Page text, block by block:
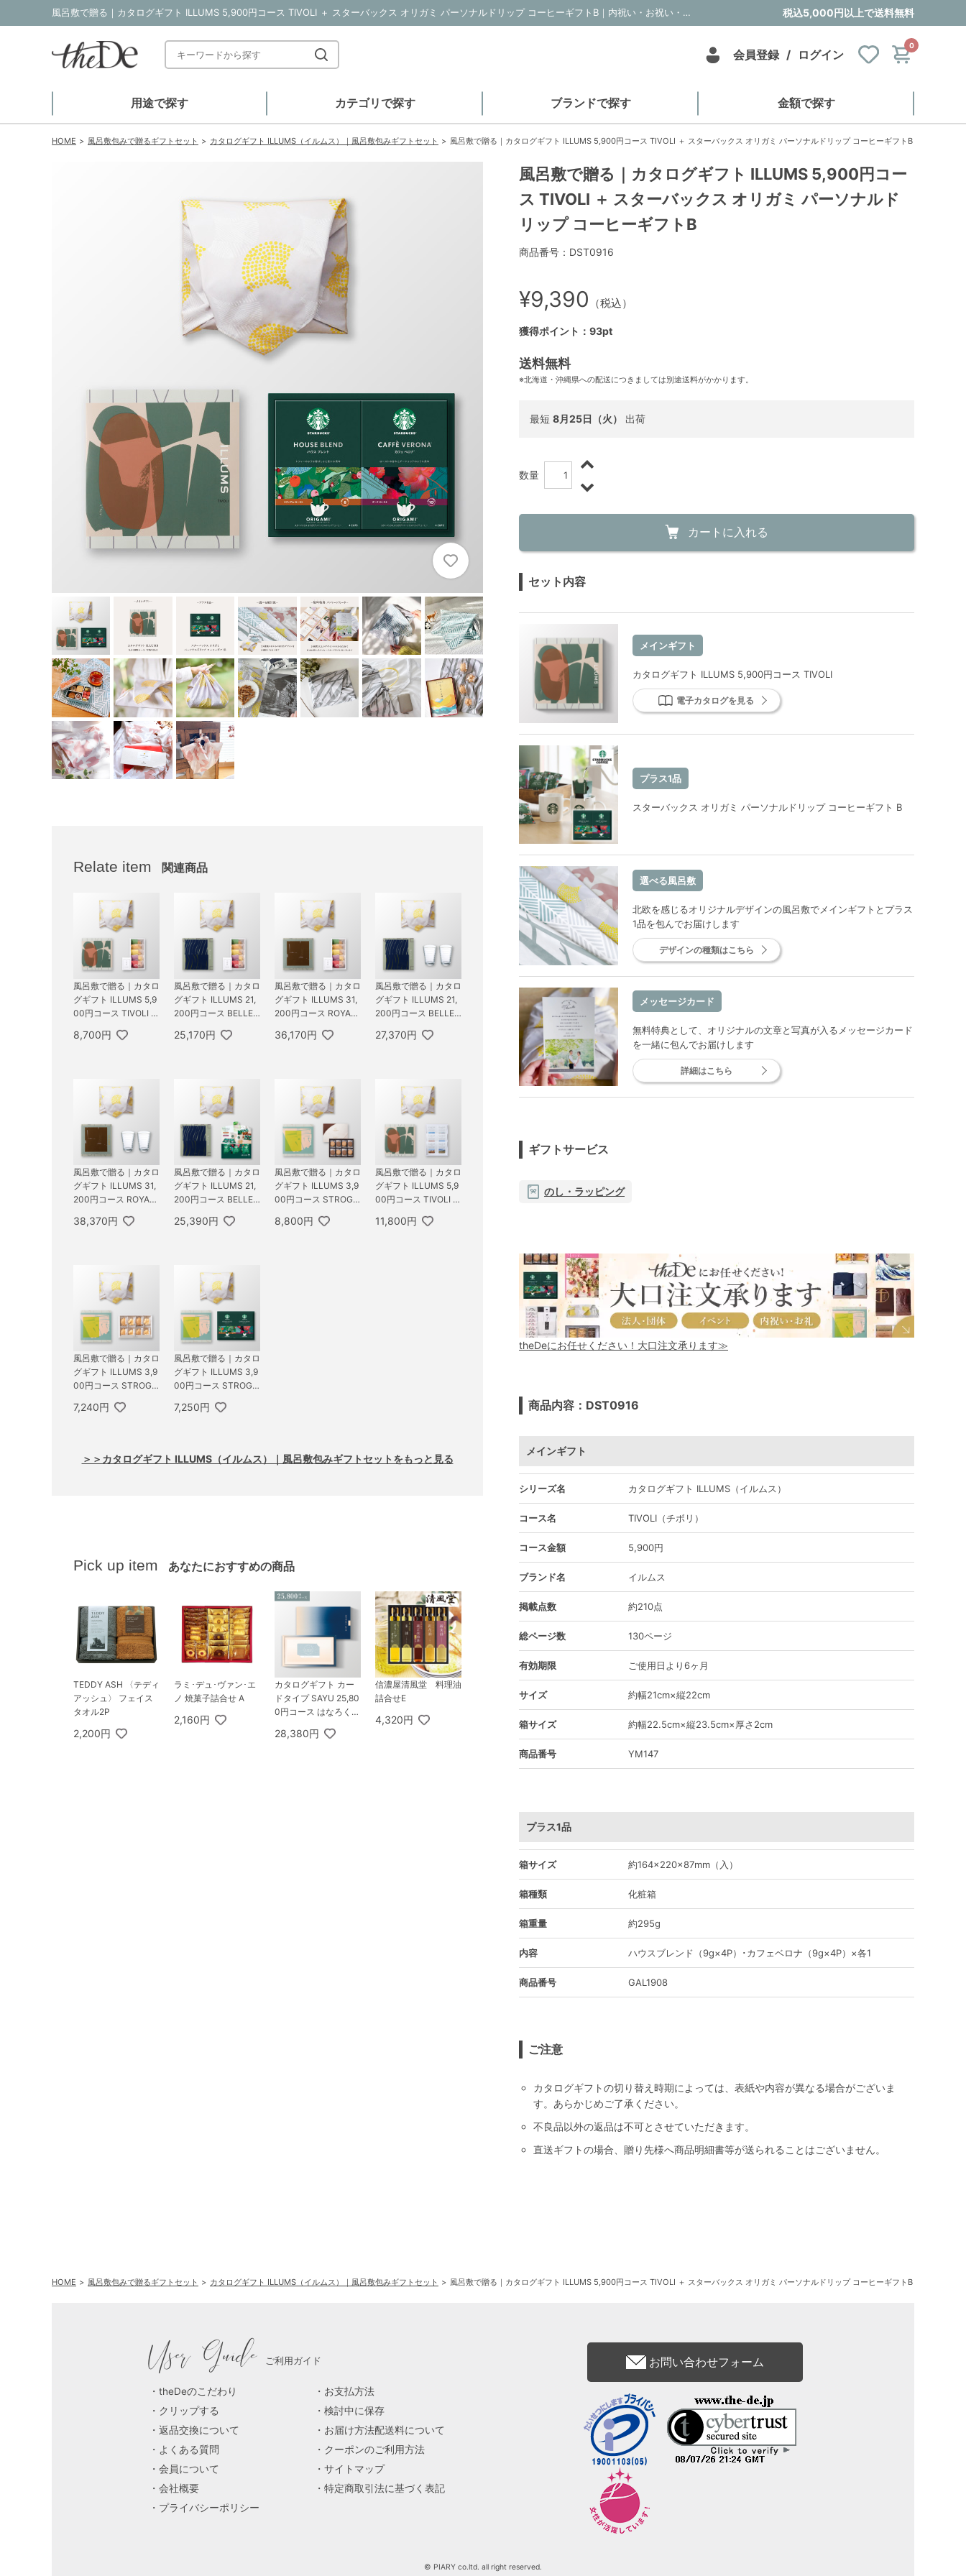
風呂敷で贈る｜カタログギフト ILLUMS 5,900円コース TIVOLI ＋ スターバックス オリガミ パーソナルドリップ コーヒーギフトB｜内祝い・お祝い・ギフト・贈り物の通販サイトtheDe(ザディー) 税込5,000円以上で送料無料
会員登録 / ログイン
0
用途で探す カテゴリで探す ブランドで探す 金額で探す
HOME 風呂敷包みで贈るギフトセット カタログギフト ILLUMS（イルムス）｜風呂敷包みギフトセット 風呂敷で贈る｜カタログギフト ILLUMS 5,900円コース TIVOLI ＋ スターバックス オリガミ パーソナルドリップ コーヒーギフトB
Relate item 関連商品
風呂敷で贈る｜カタロ
グギフト ILLUMS 5,9
00円コース TIVOLI ＋
バームセット A
8,700円
風呂敷で贈る｜カタロ
グギフト ILLUMS 21,
200円コース BELLEV
ル 極バームセット A
25,170円
風呂敷で贈る｜カタロ
グギフト ILLUMS 31,
200円コース ROYAL
極バームセット A
36,170円
風呂敷で贈る｜カタロ
グギフト ILLUMS 21,
200円コース BELLEV
アイノ・アアルト ハ
27,370円
風呂敷で贈る｜カタロ
グギフト ILLUMS 31,
200円コース ROYAL
イノ・アアルト ハイ
38,370円
風呂敷で贈る｜カタロ
グギフト ILLUMS 21,
200円コース BELLEV
オリガミ パーソナル
25,390円
風呂敷で贈る｜カタロ
グギフト ILLUMS 3,9
00円コース STROGE
バ ラングドシャクッ
8,800円
風呂敷で贈る｜カタロ
グギフト ILLUMS 5,9
00円コース TIVOLI ＋
タイムギフト
11,800円
風呂敷で贈る｜カタロ
グギフト ILLUMS 3,9
00円コース STROGE
ットD
7,240円
風呂敷で贈る｜カタロ
グギフト ILLUMS 3,9
00円コース STROGE
オリガミ パーソナル
7,250円
＞＞カタログギフト ILLUMS（イルムス）｜風呂敷包みギフトセットをもっと見る
Pick up item あなたにおすすめの商品
TEDDY ASH 〈テディ
アッシュ〉 フェイス
タオル2P
2,200円
ラミ･デュ･ヴァン･エ
ノ 焼菓子詰合せ A
2,160円
カタログギフト カー
ドタイプ SAYU 25,80
0円コース はなろくし
28,380円
信濃屋清風堂 料理油
詰合せE
4,320円
風呂敷で贈る｜カタログギフト ILLUMS 5,900円コー
ス TIVOLI ＋ スターバックス オリガミ パーソナルド
リップ コーヒーギフトB
商品番号：DST0916
¥9,390 （税込）
獲得ポイント：93pt
送料無料
※北海道・沖縄県への配送につきましては別途送料がかかります。
最短 8月25日（火） 出荷
数量
カートに入れる
セット内容
メインギフト
カタログギフト ILLUMS 5,900円コース TIVOLI
電子カタログを見る
プラス1品
スターバックス オリガミ パーソナルドリップ コーヒーギフト B
選べる風呂敷
北欧を感じるオリジナルデザインの風呂敷でメインギフトとプラス
1品を包んでお届けします
デザインの種類はこちら
メッセージカード
無料特典として、オリジナルの文章と写真が入るメッセージカード
を一緒に包んでお届けします
詳細はこちら
ギフトサービス
のし・ラッピング
theDeにお任せください！大口注文承ります≫
商品内容：DST0916
メインギフト
シリーズ名 カタログギフト ILLUMS（イルムス）
コース名 TIVOLI（チボリ）
コース金額 5,900円
ブランド名 イルムス
掲載点数 約210点
総ページ数 130ページ
有効期限 ご使用日より6ヶ月
サイズ 約幅21cm×縦22cm
箱サイズ 約幅22.5cm×縦23.5cm×厚さ2cm
商品番号 YM147
プラス1品
箱サイズ 約164×220×87mm（入）
箱種類 化粧箱
箱重量 約295g
内容 ハウスブレンド（9g×4P）･カフェベロナ（9g×4P）×各1
商品番号 GAL1908
ご注意
カタログギフトの切り替え時期によっては、表紙や内容が異なる場合がございま
す。あらかじめご了承ください。
不良品以外の返品は不可とさせていただきます。
直送ギフトの場合、贈り先様へ商品明細書等が送られることはございません。
HOME 風呂敷包みで贈るギフトセット カタログギフト ILLUMS（イルムス）｜風呂敷包みギフトセット 風呂敷で贈る｜カタログギフト ILLUMS 5,900円コース TIVOLI ＋ スターバックス オリガミ パーソナルドリップ コーヒーギフトB
User Guide ご利用ガイド
theDeのこだわり
お支払方法
クリップする
検討中に保存
返品交換について
お届け方法配送料について
よくある質問
クーポンのご利用方法
会員について
サイトマップ
会社概要
特定商取引法に基づく表記
プライバシーポリシー
お問い合わせフォーム
© PIARY co.ltd. all right reserved.